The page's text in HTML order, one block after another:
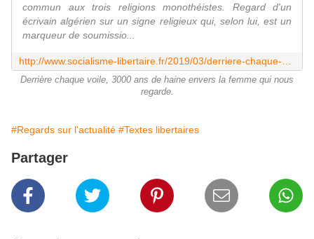
commun aux trois religions monothéistes. Regard d'un
écrivain algérien sur un signe religieux qui, selon lui, est un
marqueur de soumissio...
Derrière chaque voile, 3000 ans de haine envers la femme qui nous
regarde.
#Regards sur l'actualité #Textes libertaires
Partager